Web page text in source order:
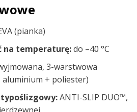
(pianka)
na temperaturę:do –40 °C
3-warstwowa
+ poliester)
ANTI-SLIP DUO™,